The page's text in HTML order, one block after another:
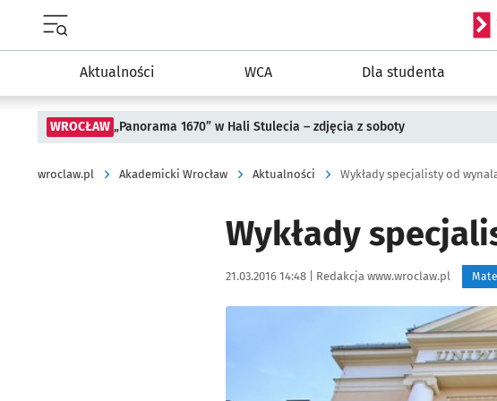
Menu główne portalu wroclaw.pl
Aktualności WCA Dla studenta
WROCŁAW „Panorama 1670” w Hali Stulecia – zdjęcia z soboty
wroclaw.pl Akademicki Wrocław Aktualności Wykłady specjalisty od
Wykłady
Data publikacji:
21.03.2016 14:48 | Autor:
Redakcja www.wroclaw.pl